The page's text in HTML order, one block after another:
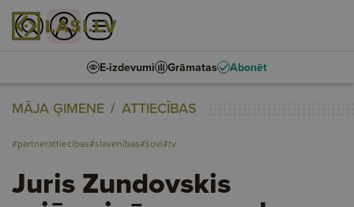
E-izdevumi Grāmatas Abonēt
MĀJA ĢIMENE ATTIECĪBAS
#partnerattiecības#slavenības#šovi#tv
Juris Zundovskis